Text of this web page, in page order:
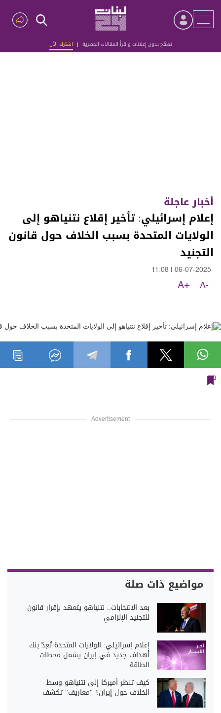
تصفّح بدون إعلانات واقرأ المقالات الحصرية | اشترك الآن
Advertisement
أخبار عاجلة
إعلام إسرائيلي: تأخير إقلاع نتنياهو إلى
الولايات المتحدة بسبب الخلاف حول قانون
التجنيد
06-07-2025
11:08
A-
A+
Advertisement
مواضيع ذات صلة
بعد الانتخابات.. نتنياهو يتعهد بإقرار قانون
للتجنيد الإلزامي
إعلام إسرائيلي: الولايات المتحدة تُعِدّ بنك
أهداف جديد في إيران يشمل محطات
الطاقة
كيف تنظر أميركا إلى نتنياهو وسط
الخلاف حول إيران؟ "معاريف" تكشف